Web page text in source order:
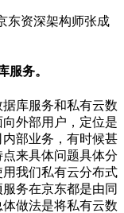
东资深架构师张成
服务。
库服务和私有云数
外部用户，定位是
部业务，有时候甚
来具体问题具体分
我们私有云分布式
务在京东都是由同
做法是将私有云数